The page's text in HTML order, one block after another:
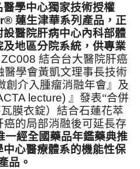
學中心獨家技術授權
蓮生津華系列產品，正
醫院肝病中心內科部體
地區分院系統，供專業
ZC008 結合台大醫院肝癌
醫學會黃凱文理事長技術
創介入腫瘤消融年會』及
lecture) 』發表“合併
瓦膜衣錠）結合石蓮花萃
癌的局部消融後可延長存
一經全國藥品年鑑藥典推
心醫療體系的機能性保
品。